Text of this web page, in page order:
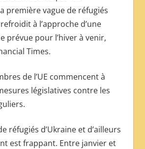
première vague de réfugiés
à l’approche d’une
prévue pour l’hiver à venir,
Times.
de l’UE commencent à
législatives contre les
réfugiés d’Ukraine et d’ailleurs
est frappant. Entre janvier et